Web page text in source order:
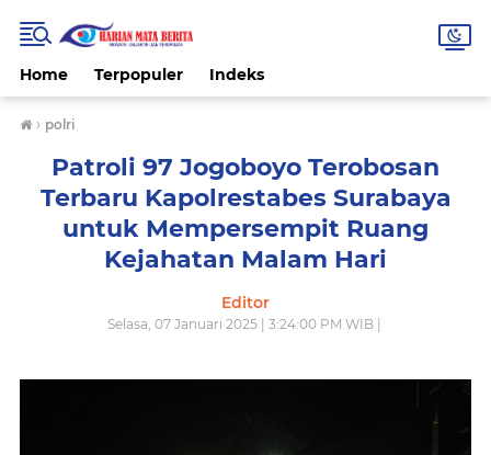
Home Terpopuler Indeks
› polri
Patroli 97 Jogoboyo Terobosan
Terbaru Kapolrestabes Surabaya
untuk Mempersempit Ruang
Kejahatan Malam Hari
Editor
Selasa, 07 Januari 2025 | 3:24:00 PM WIB |